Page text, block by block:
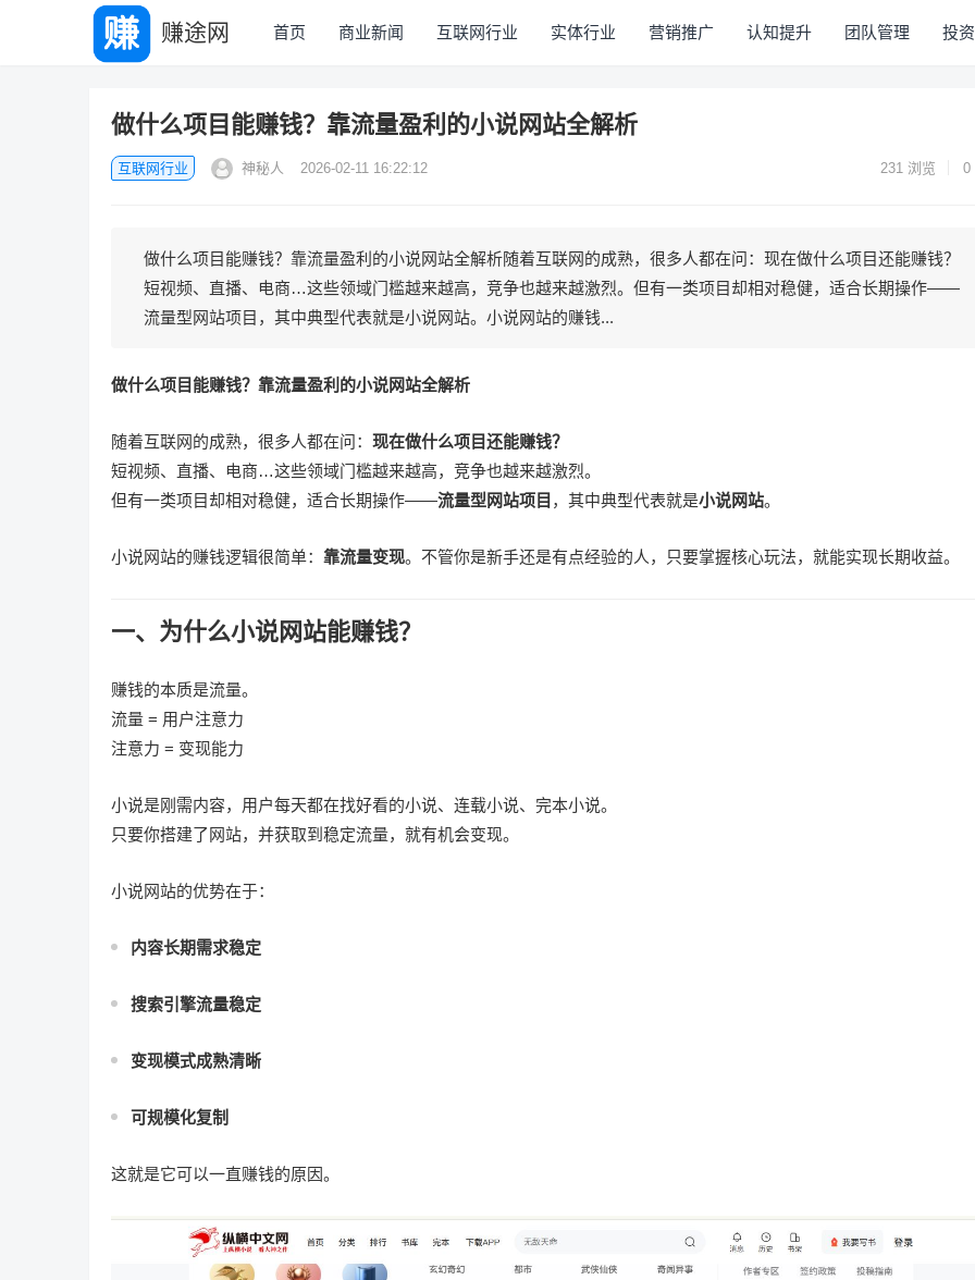
赚途网 首页 商业新闻 互联网行业 实体行业 营销推广 认知提升 团队管理 投
做什么项目能赚钱？靠流量盈利的小说网站全解析
互联网行业 神秘人 2026-02-11 16:22:12 231 浏览 0
做什么项目能赚钱？靠流量盈利的小说网站全解析随着互联网的成熟，很多人都在问：现在做什么项目还能赚钱？
短视频、直播、电商…这些领域门槛越来越高，竞争也越来越激烈。但有一类项目却相对稳健，适合长期操作——
流量型网站项目，其中典型代表就是小说网站。小说网站的赚钱...
做什么项目能赚钱？靠流量盈利的小说网站全解析
随着互联网的成熟，很多人都在问： 现在做什么项目还能赚钱？
短视频、直播、电商…这些领域门槛越来越高，竞争也越来越激烈。
但有一类项目却相对稳健，适合长期操作——流量型网站项目 ，其中典型代表就是小说网站。
小说网站的赚钱逻辑很简单： 靠流量变现。不管你是新手还是有点经验的人，只要掌握核心玩法，就能实现长期收益。
一、为什么小说网站能赚钱？
赚钱的本质是流量。
流量 = 用户注意力
注意力 = 变现能力
小说是刚需内容，用户每天都在找好看的小说、连载小说、完本小说。
只要你搭建了网站，并获取到稳定流量，就有机会变现。
小说网站的优势在于：
内容长期需求稳定
搜索引擎流量稳定
变现模式成熟清晰
可规模化复制
这就是它可以一直赚钱的原因。